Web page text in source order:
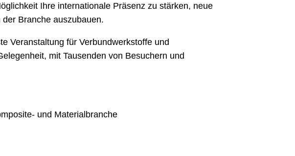
Ihre internationale Präsenz zu stärken, neue
Branche auszubauen.
Veranstaltung für Verbundwerkstoffe und
mit Tausenden von Besuchern und
und Materialbranche